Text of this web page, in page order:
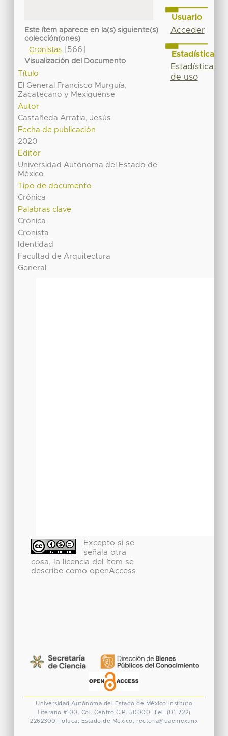
Este ítem aparece en la(s) siguiente(s)
colección(ones)
Cronistas[566]
Visualización del Documento
Título
El General Francisco Murguía,
Zacatecano y Mexiquense
Autor
Castañeda Arratia, Jesús
Fecha de publicación
2020
Editor
Universidad Autónoma del Estado de
México
Tipo de documento
Crónica
Palabras clave
Crónica
Cronista
Identidad
Facultad de Arquitectura
General
Excepto si se
señala otra
cosa, la licencia del ítem se
describe como openAccess
Usuario
Acceder
Estadísticas
Estadísticas
de uso
Universidad Autónoma del Estado de México
Instituto
Literario #100. Col. Centro C.P. 50000. Tel. (01-722)
2262300 Toluca, Estado de México. rectoria@uaemex.mx